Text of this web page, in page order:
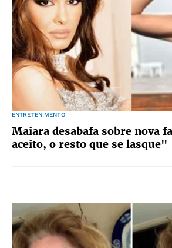
ENTRETENIMENTO
Maiara desabafa sobre nova
aceito, o resto que se lasque"